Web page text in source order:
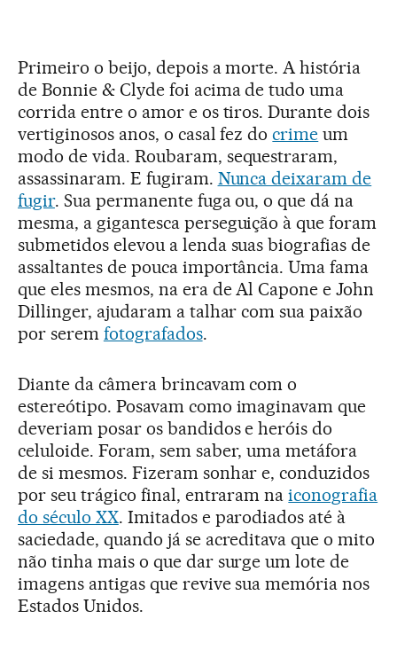
Primeiro o beijo, depois a morte. A história
de Bonnie & Clyde foi acima de tudo uma
corrida entre o amor e os tiros. Durante dois
vertiginosos anos, o casal fez docrime um
modo de vida. Roubaram, sequestraram,
assassinaram. E fugiram. Nunca deixaram de
fugir. Sua permanente fuga ou, o que dá na
mesma, a gigantesca perseguição à que foram
submetidos elevou a lenda suas biografias de
assaltantes de pouca importância. Uma fama
que eles mesmos, na era de Al Capone e John
Dillinger, ajudaram a talhar com sua paixão
por serem fotografados.
Diante da câmera brincavam com o
estereótipo. Posavam como imaginavam que
deveriam posar os bandidos e heróis do
celuloide. Foram, sem saber, uma metáfora
de si mesmos. Fizeram sonhar e, conduzidos
por seu trágico final, entraram naiconografia
do século XX. Imitados e parodiados até à
saciedade, quando já se acreditava que o mito
não tinha mais o que dar surge um lote de
imagens antigas que revive sua memória nos
Estados Unidos.